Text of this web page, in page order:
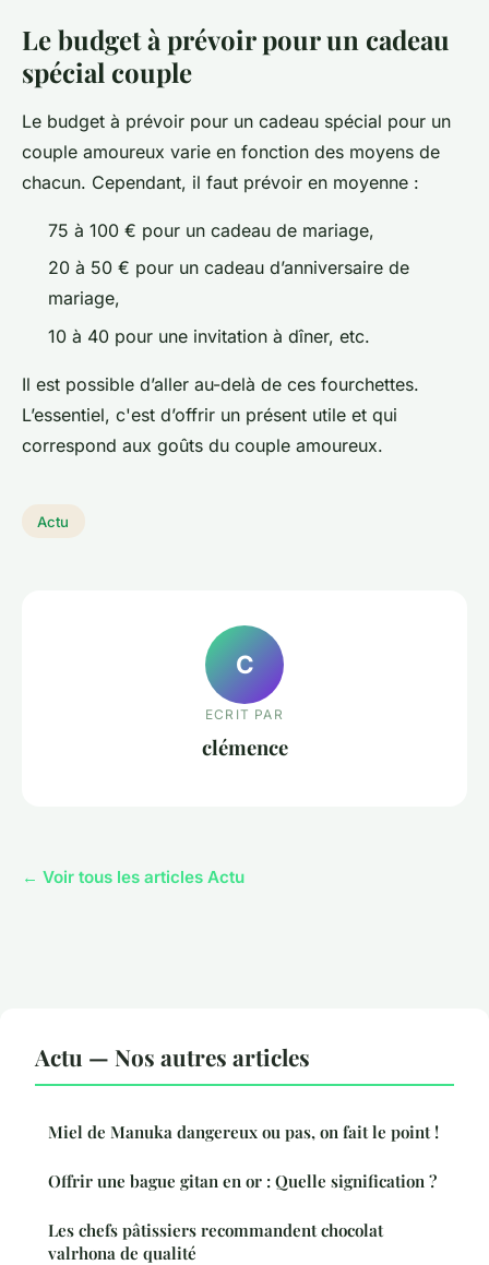
Le budget à prévoir pour un cadeau
spécial couple
Le budget à prévoir pour un cadeau spécial pour un
couple amoureux varie en fonction des moyens de
chacun. Cependant, il faut prévoir en moyenne :
75 à 100 € pour un cadeau de mariage,
20 à 50 € pour un cadeau d’anniversaire de
mariage,
10 à 40 pour une invitation à dîner, etc.
Il est possible d’aller au-delà de ces fourchettes.
L’essentiel, c'est d’offrir un présent utile et qui
correspond aux goûts du couple amoureux.
Actu
C
ECRIT PAR
clémence
← Voir tous les articles Actu
Actu — Nos autres articles
Miel de Manuka dangereux ou pas, on fait le point !
Offrir une bague gitan en or : Quelle signification ?
Les chefs pâtissiers recommandent chocolat
valrhona de qualité